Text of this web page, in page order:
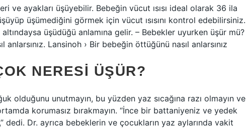
ve ayakları üşüyebilir. Bebeğin vücut ısısı ideal olarak 36 ila
üşümediğini görmek için vücut ısısını kontrol edebilirsiniz.
üşüdüğü anlamına gelir. – Bebekler uyurken üşür mü?
Lansinoh › Bir bebeğin öttüğünü nasıl anlarsınız
NERESI ÜŞÜR?
olduğunu unutmayın, bu yüzden yaz sıcağına razı olmayın ve
korumasız bırakmayın. “İnce bir battaniyeniz ve yedek
dedi. Dr. ayrıca bebeklerin ve çocukların yaz aylarında vakit